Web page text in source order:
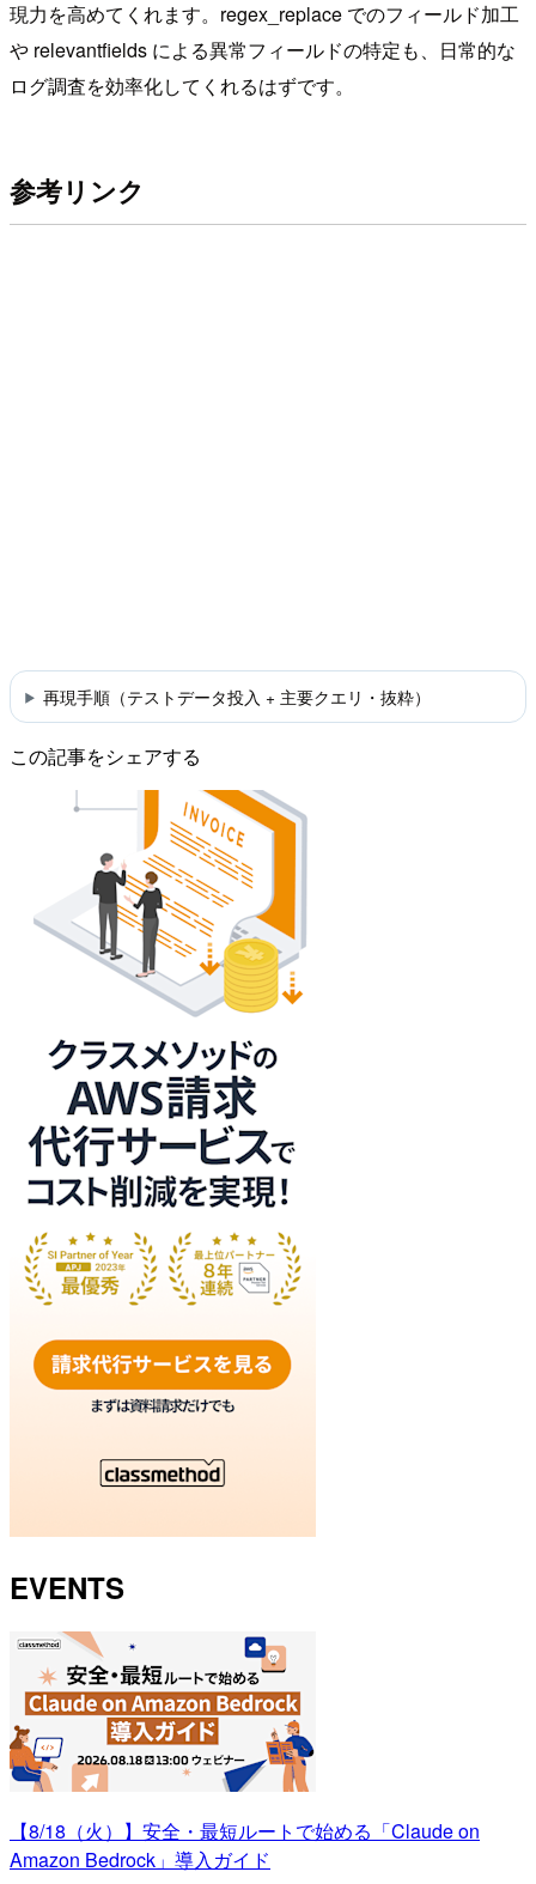
現力を高めてくれます。regex_replace でのフィールド加工
や relevantfields による異常フィールドの特定も、日常的な
ログ調査を効率化してくれるはずです。
参考リンク
再現手順（テストデータ投入 + 主要クエリ・抜粋）
この記事をシェアする
EVENTS
【8/18（火）】安全・最短ルートで始める「Claude on
Amazon Bedrock」導入ガイド